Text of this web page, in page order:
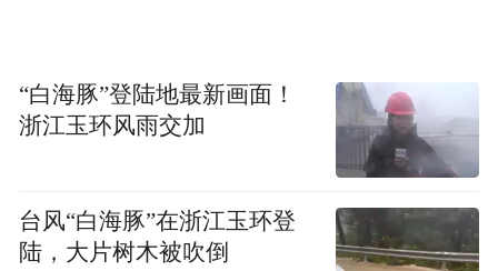
“白海豚”登陆地最新画面！
浙江玉环风雨交加
台风“白海豚”在浙江玉环登
陆，大片树木被吹倒